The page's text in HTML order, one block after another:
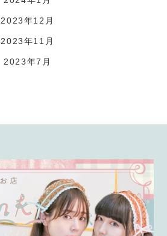
2023年12月
2023年11月
2023年7月